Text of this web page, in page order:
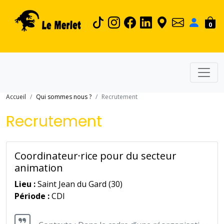
0
Accueil Qui sommes nous ? Recrutement
Recrutement
Coordinateur·rice pour du secteur
animation
Lieu :Saint Jean du Gard (30)
Période :CDI